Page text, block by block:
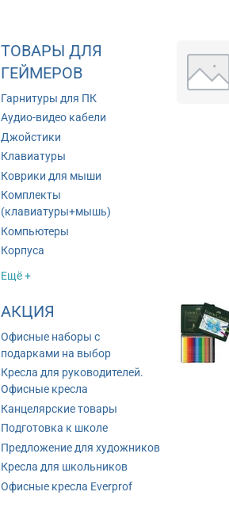
ТОВАРЫ ДЛЯ
ГЕЙМЕРОВ
Гарнитуры для ПК
Аудио-видео кабели
Джойстики
Клавиатуры
Коврики для мыши
Комплекты
(клавиатуры+мышь)
Компьютеры
Корпуса
Ещё +
АКЦИЯ
Офисные наборы с
подарками на выбор
Кресла для руководителей.
Офисные кресла
Канцелярские товары
Подготовка к школе
Предложение для художников
Кресла для школьников
Офисные кресла Everprof